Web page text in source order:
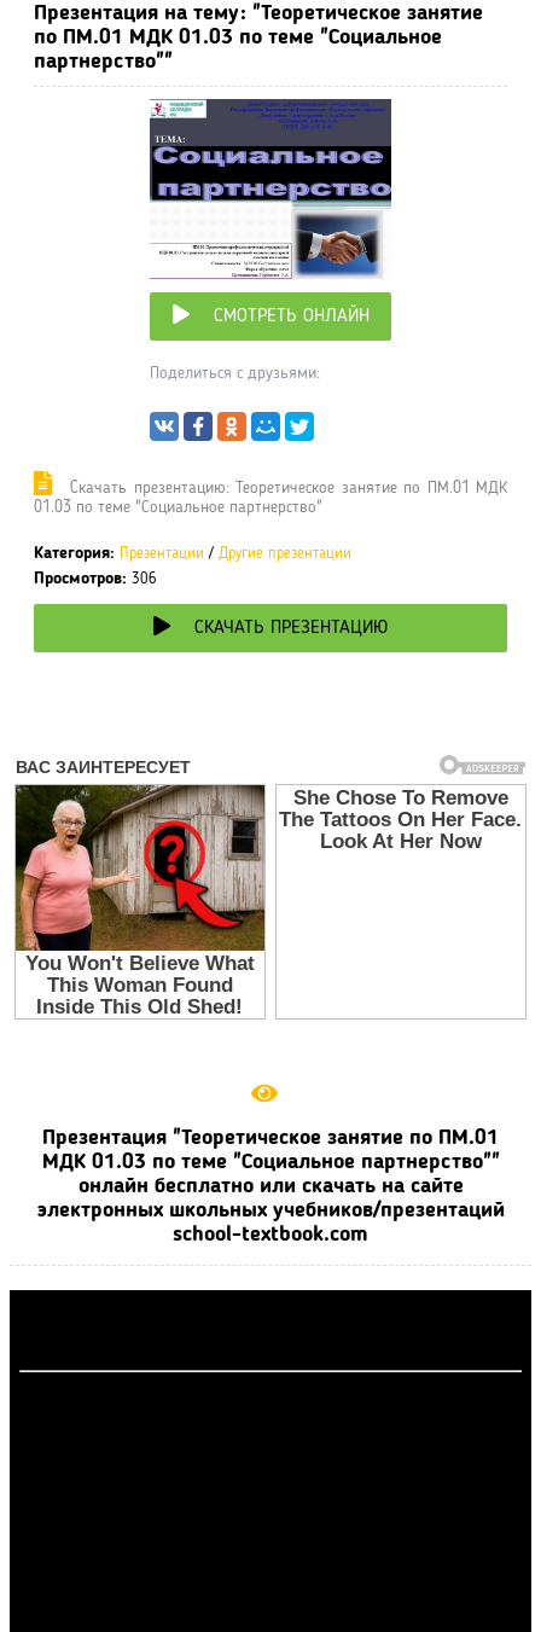
Презентация на тему: "Теоретическое занятие
по ПМ.01 МДК 01.03 по теме "Социальное
партнерство""
СМОТРЕТЬ ОНЛАЙН
Поделиться с друзьями:
Cкачать презентацию: Теоретическое занятие по ПМ.01 МДК
01.03 по теме "Социальное партнерство"
Категория: Презентации / Другие презентации
Просмотров: 306
СКАЧАТЬ ПРЕЗЕНТАЦИЮ
Презентация "Теоретическое занятие по ПМ.01
МДК 01.03 по теме "Социальное партнерство""
онлайн бесплатно или скачать на сайте
электронных школьных учебников/презентаций
school-textbook.com